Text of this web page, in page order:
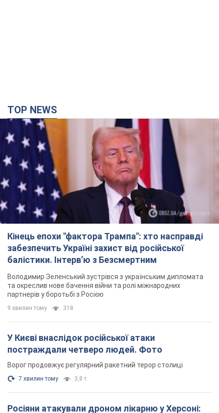
TOP NEWS
Кінець епохи "фактора Трампа": хто насправді
забезпечить Україні захист від російської
балістики. Інтерв’ю з Безсмертним
Володимир Зеленський зустрівся з українським дипломата
та окреслив нове бачення війни та ролі міжнародних
партнерів у боротьбі з Росією
9 хвилин тому 318
У Києві внаслідок російської атаки
постраждали четверо людей. Фото
Ворог продовжує регулярний ракетний терор столиці
7 хвилин тому 3,8 т.
Росіяни атакували дроном лікарню у Херсоні: